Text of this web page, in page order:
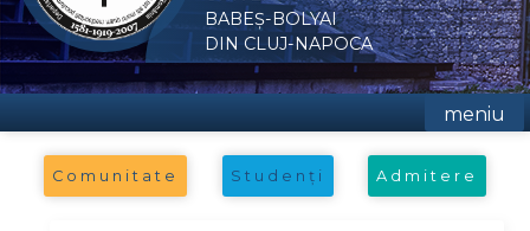
BABEȘ-BOLYAI
DIN CLUJ-NAPOCA
meniu
Comunitate Studenți Admitere